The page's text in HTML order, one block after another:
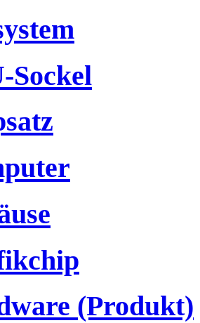
Sockel
(Produkt)